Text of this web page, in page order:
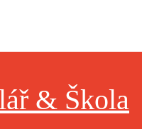
& Škola